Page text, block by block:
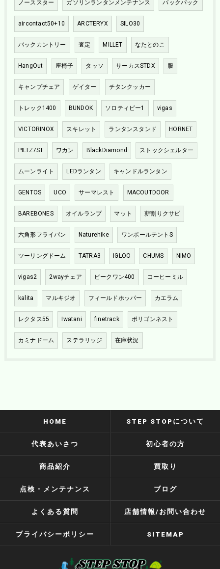
ノーススター ガソリンランタンメンテナンス バックパック
aircontact50+10 ARCTERYX SILO30
バックカントリー 査定 MILLET なたとのこ
HangOut 座椅子 タッソ サーカスSTDX 服
キャンプチェア ゲイター チタンクッカー
トレック1400 BUNDOK ソロティピー1 vigas
VICTORINOX スキレット ランタンスタンド HORNET
PILTZ7ST ワカン BlackDiamond ストックシェルター
ムーンライト LEDランタン キャンドルランタン
GENTOS UCO サーマレスト MACOUTDOOR
BAREBONES オイルランプ マット 薪割りクサビ
六角形フライパン Naturehike ワンポールテントS
ツーリングドーム TATRA3 IGLOO CHUMS NIMO
vigas2 2wayチェア ピークワン400 コーヒーミル
kalita マルキジオ フィールドホッパー カエラム
レクタス55 Iwatani finetrack ポリゴンネスト
カミナドーム ステラリッジ 在庫状況
HOME STEP STOPについて
代表あいさつ 初心者の方
商品紹介 買取り
点検・メンテナンス ブログ
よくある質問 店舗情報/お問い合わせ
プライバシーポリシー SITEMAP